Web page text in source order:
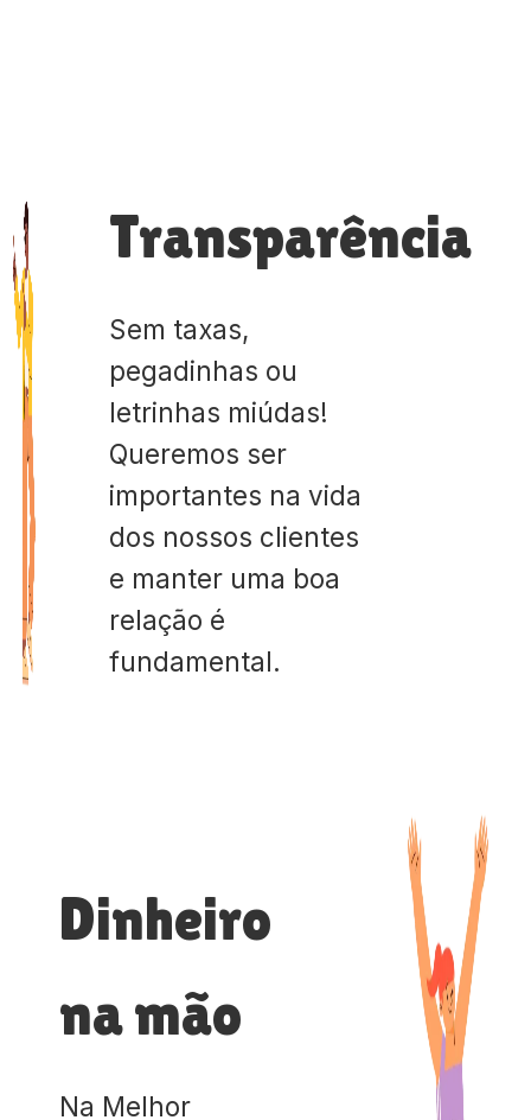
Transparência
Sem taxas,
pegadinhas ou
letrinhas miúdas!
Queremos ser
importantes na vida
dos nossos clientes
e manter uma boa
relação é
fundamental.
Dinheiro
na mão
Na Melhor